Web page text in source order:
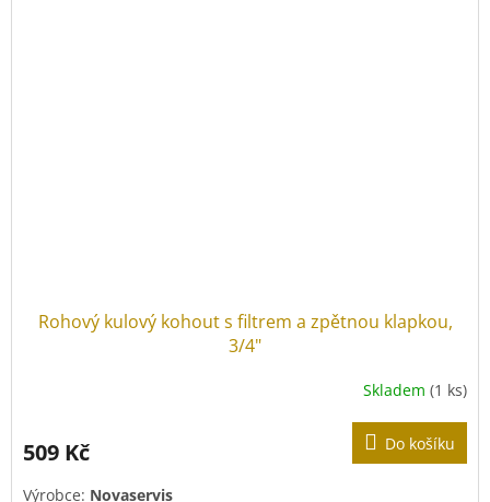
Rohový kulový kohout s filtrem a zpětnou klapkou,
3/4"
Skladem (1 ks)
509 Kč Do košíku
Výrobce: Novaservis